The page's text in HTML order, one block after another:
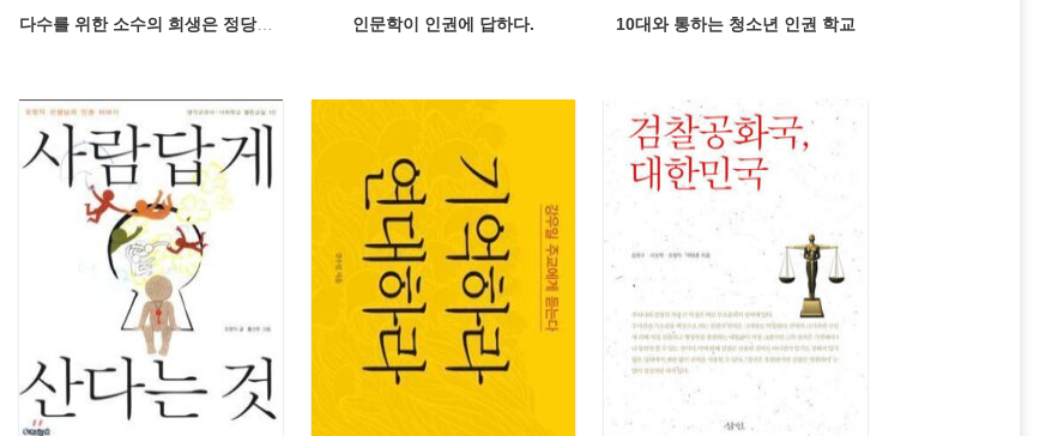
다수를 위한 소수의 희생은 정당한가 인문학이 인권에 답하다. 10대와 통하는 청소년 인권 학교